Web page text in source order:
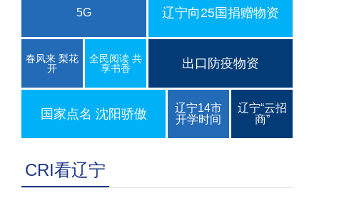
5G 辽宁向25国捐赠物资
春风来 梨花
开
全民阅读 共
享书香
出口防疫物资
国家点名 沈阳骄傲
辽宁14市
开学时间
辽宁“云招
商”
CRI看辽宁